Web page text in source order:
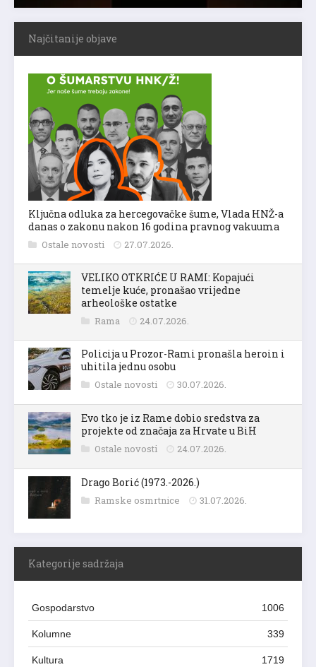
Najčitanije objave
Ključna odluka za hercegovačke šume, Vlada HNŽ-a
danas o zakonu nakon 16 godina pravnog vakuuma
Ostale novosti 27.07.2026.
VELIKO OTKRIĆE U RAMI: Kopajući
temelje kuće, pronašao vrijedne
arheološke ostatke
Rama 24.07.2026.
Policija u Prozor-Rami pronašla heroin i
uhitila jednu osobu
Ostale novosti 30.07.2026.
Evo tko je iz Rame dobio sredstva za
projekte od značaja za Hrvate u BiH
Ostale novosti 24.07.2026.
Drago Borić (1973.-2026.)
Ramske osmrtnice 31.07.2026.
Kategorije sadržaja
Gospodarstvo 1006
Kolumne 339
Kultura 1719